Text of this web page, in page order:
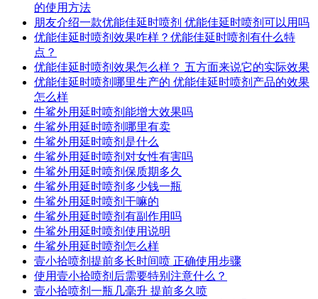
的使用方法
朋友介绍一款优能佳延时喷剂 优能佳延时喷剂可以用吗
优能佳延时喷剂效果咋样？优能佳延时喷剂有什么特
点？
优能佳延时喷剂效果怎么样？ 五方面来说它的实际效果
优能佳延时喷剂哪里生产的 优能佳延时喷剂产品的效果
怎么样
牛鲨外用延时喷剂能增大效果吗
牛鲨外用延时喷剂哪里有卖
牛鲨外用延时喷剂是什么
牛鲨外用延时喷剂对女性有害吗
牛鲨外用延时喷剂保质期多久
牛鲨外用延时喷剂多少钱一瓶
牛鲨外用延时喷剂干嘛的
牛鲨外用延时喷剂有副作用吗
牛鲨外用延时喷剂使用说明
牛鲨外用延时喷剂怎么样
壹小拾喷剂提前多长时间喷 正确使用步骤
使用壹小拾喷剂后需要特别注意什么？
壹小拾喷剂一瓶几毫升 提前多久喷